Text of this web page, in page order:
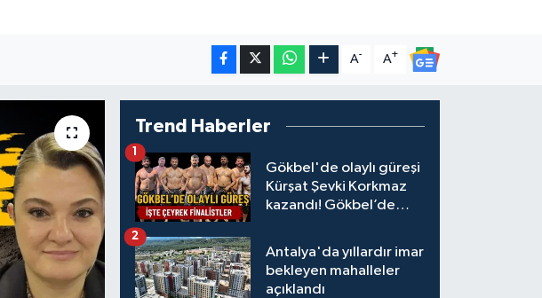
A- A+
Trend Haberler
Gökbel'de olaylı güreşi
Kürşat Şevki Korkmaz
kazandı! Gökbel’de
Gürbüz elendi!
1
Antalya'da yıllardır imar
bekleyen mahalleler
açıklandı
2